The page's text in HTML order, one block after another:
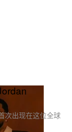
次出现在这位全球